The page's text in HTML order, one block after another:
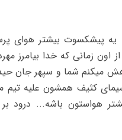
پیشکسوت بیشتر هوای
اون زمانی که خدا بیامرز
شما و سپهر جان
کثیف همشون علیه
هواستون باشه... درود